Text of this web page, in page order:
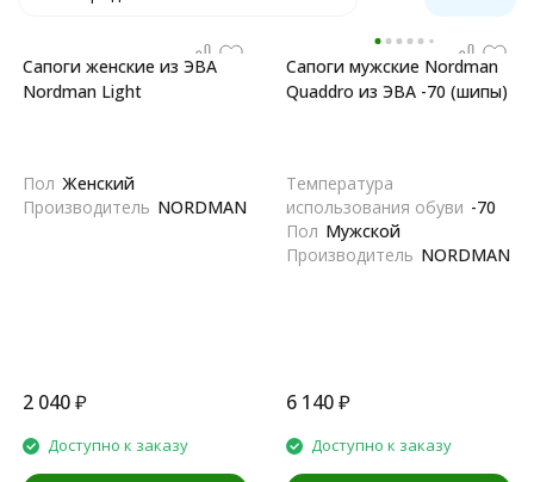
Сапоги женские из ЭВА
Nordman Light
Пол Женский
Производитель NORDMAN
2 040₽
Доступно к заказу
Сапоги мужские Nordman
Quaddro из ЭВА -70 (шипы)
Температура
использования обуви -70
Пол Мужской
Производитель NORDMAN
6 140₽
Доступно к заказу